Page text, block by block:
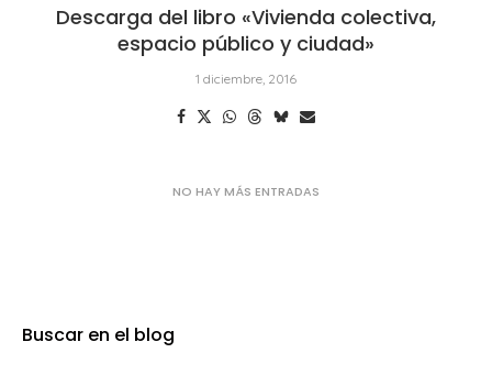
Descarga del libro «Vivienda colectiva,
espacio público y ciudad»
1 diciembre, 2016